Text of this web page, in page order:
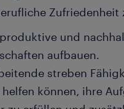
Zufriedenheit
und
aufbauen.
streben
können, ihre